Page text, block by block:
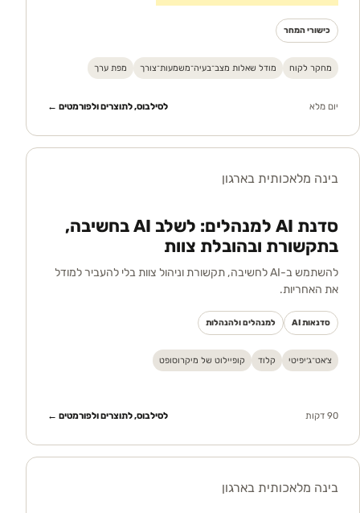
כישורי המחר
מחקר לקוח מודל שאלות מצב־בעיה־משמעות־צורך מפת ערך
יום מלא לסילבוס, לתוצרים ולפורמטים ←
בינה מלאכותית בארגון
סדנת AI למנהלים: לשלב AI בחשיבה,
בתקשורת ובהובלת צוות
להשתמש ב-AI לחשיבה, תקשורת וניהול צוות בלי להעביר למודל
את האחריות.
סדנאות AI למנהלים ולהנהלות
צ׳אט־ג׳יפיטי קלוד קופיילוט של מיקרוסופט
90 דקות לסילבוס, לתוצרים ולפורמטים ←
בינה מלאכותית בארגון